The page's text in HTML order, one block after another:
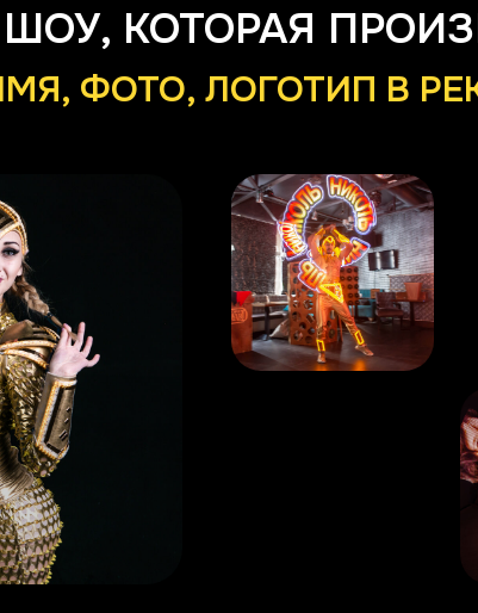
КОТОРАЯ
ФОТО, ЛОГОТИП В